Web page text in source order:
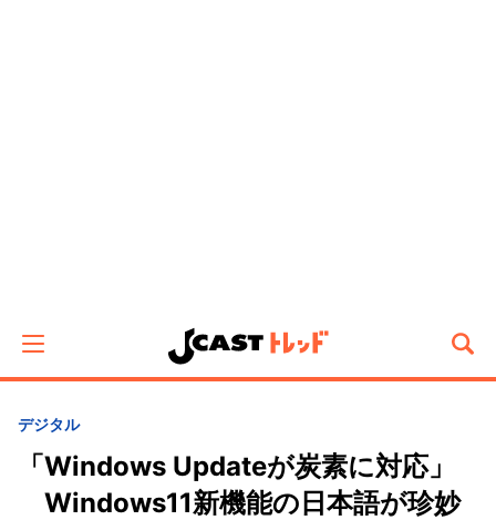
デジタル
「Windows Updateが炭素に対応」
Windows11新機能の日本語が珍妙